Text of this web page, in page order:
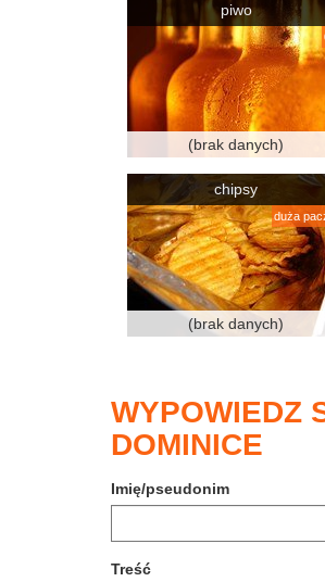
piwo
(brak danych)
chipsy
duża
(brak danych)
WYPOWIEDZ
DOMINICE
Imię/pseudonim
Treść